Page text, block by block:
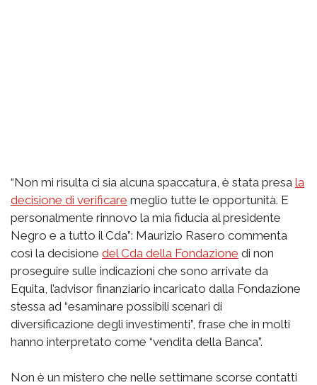
“Non mi risulta ci sia alcuna spaccatura, è stata presa la
decisione di verificare meglio tutte le opportunità. E
personalmente rinnovo la mia fiducia al presidente
Negro e a tutto il Cda”: Maurizio Rasero commenta
così la decisione del Cda della Fondazione di non
proseguire sulle indicazioni che sono arrivate da
Equita, l’advisor finanziario incaricato dalla Fondazione
stessa ad “esaminare possibili scenari di
diversificazione degli investimenti”, frase che in molti
hanno interpretato come “vendita della Banca”.
Non è un mistero che nelle settimane scorse contatti